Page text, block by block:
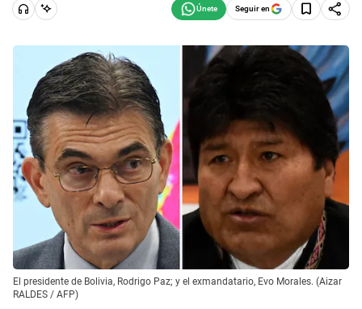
Seguir en
El presidente de Bolivia, Rodrigo Paz; y el exmandatario, Evo Morales. (Aizar
RALDES / AFP)